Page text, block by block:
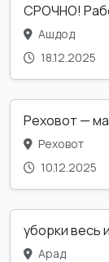
СРОЧНО!
Ашдод
18.12.2025
Реховот —
Реховот
10.12.2025
уборки весь
Арад